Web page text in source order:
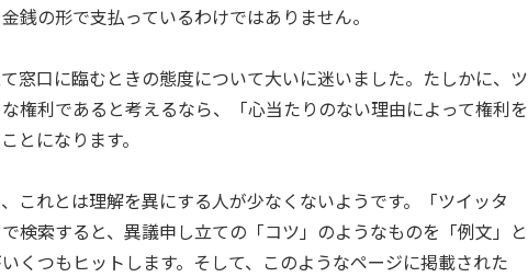
銭の形で支払っているわけではありません。
窓口に臨むときの態度について大いに迷いました。たしかに、ツ
権利であると考えるなら、「心当たりのない理由によって権利を
とになります。
これとは理解を異にする人が少なくないようです。「ツイッタ
索すると、異議申し立ての「コツ」のようなものを「例文」と
くつもヒットします。そして、このようなページに掲載された